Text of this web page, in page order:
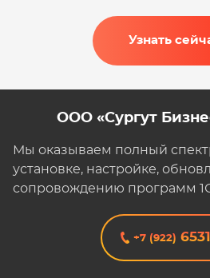
Узнать
ООО «Сургут
Мы оказываем полный
установке, настройке,
сопровождению программ
+7 (922)